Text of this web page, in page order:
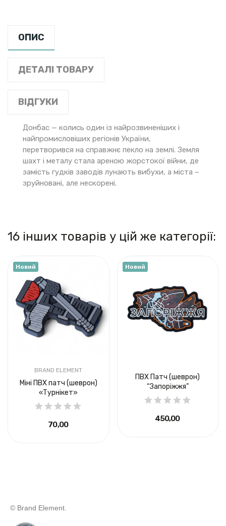
ОПИС
ДЕТАЛІ ТОВАРУ
ВІДГУКИ
Донбас — колись один із найрозвиненіших і
найпромисловіших регіонів України,
перетворився на справжнє пекло на землі. Земля
шахт і металу стала ареною жорстокої війни, де
замість гудків заводів лунають вибухи, а міста –
зруйновані, але нескорені.
16 інших товарів у цій же категорії:
Новий
BRAND ELEMENT
Міні ПВХ патч (шеврон)
«Турнікет»
70,00 ₴
Новий
ПВХ Патч (шеврон)
“Запоріжжя”
450,00 ₴
© Brand Element.